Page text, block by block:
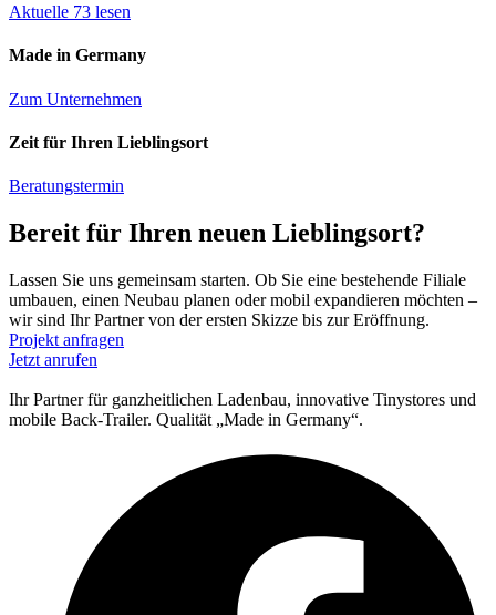
Aktuelle 73 lesen
Made in Germany
Zum Unternehmen
Zeit für Ihren Lieblingsort
Beratungstermin
Bereit für Ihren neuen Lieblingsort?
Lassen Sie uns gemeinsam starten. Ob Sie eine bestehende Filiale
umbauen, einen Neubau planen oder mobil expandieren möchten –
wir sind Ihr Partner von der ersten Skizze bis zur Eröffnung.
Projekt anfragen
Jetzt anrufen
Ihr Partner für ganzheitlichen Ladenbau, innovative Tinystores und
mobile Back-Trailer. Qualität „Made in Germany“.